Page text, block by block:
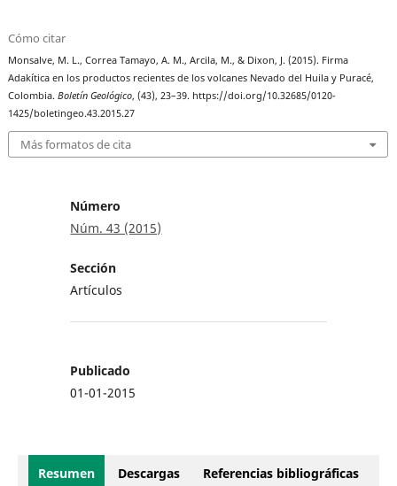
Cómo citar
Monsalve, M. L., Correa Tamayo, A. M., Arcila, M., & Dixon, J. (2015). Firma
Adakítica en los productos recientes de los volcanes Nevado del Huila y Puracé,
Colombia.Boletín Geológico, (43), 23–39. https://doi.org/10.32685/0120-
1425/boletingeo.43.2015.27
Más formatos de cita
Número
Núm. 43 (2015)
Sección
Artículos
Publicado
01-01-2015
Resumen Descargas Referencias bibliográficas